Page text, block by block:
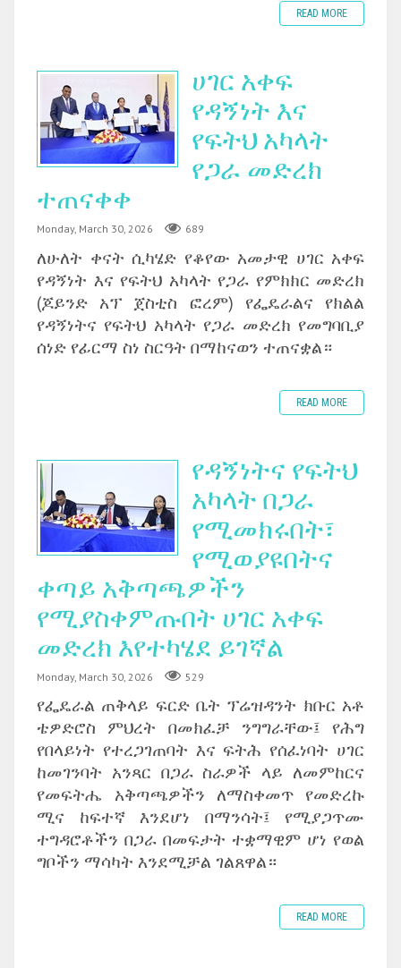
READ MORE
ሀገር አቀፍ
የዳኝነት እና
የፍትህ አካላት
የጋራ መድረክ
ተጠናቀቀ
Monday, March 30, 2026 689
ለሁለት ቀናት ሲካሄድ የቆየው አመታዊ ሀገር አቀፍ
የዳኝነት እና የፍትህ አካላት የጋራ የምክክር መድረክ
(ጆይንድ አፕ ጀስቲስ ፎረም) የፌዴራልና የክልል
የዳኝነትና የፍትህ አካላት የጋራ መድረክ የመግባቢያ
ሰነድ የፊርማ ስነ ስርዓት በማከናወን ተጠናቋል።
READ MORE
የዳኝነትና የፍትህ
አካላት በጋራ
የሚመክሩበት፣
የሚወያዩበትና
ቀጣይ አቅጣጫዎችን
የሚያስቀምጡበት ሀገር አቀፍ
መድረክ እየተካሄደ ይገኛል
Monday, March 30, 2026 529
የፌዴራል ጠቅላይ ፍርድ ቤት ፕሬዝዳንት ክቡር አቶ
ቴዎድሮስ ምህረት በመክፈቻ ንግግራቸው፤ የሕግ
የበላይነት የተረጋገጠባት እና ፍትሕ የሰፈነባት ሀገር
ከመገንባት አንጻር በጋራ ስራዎች ላይ ለመምከርና
የመፍትሔ አቅጣጫዎችን ለማስቀመጥ የመድረኩ
ሚና ከፍተኛ እንደሆነ በማንሳት፤ የሚያጋጥሙ
ተግዳሮቶችን በጋራ በመፍታት ተቋማዊም ሆነ የወል
ግቦችን ማሳካት እንደሚቻል ገልጸዋል።
READ MORE